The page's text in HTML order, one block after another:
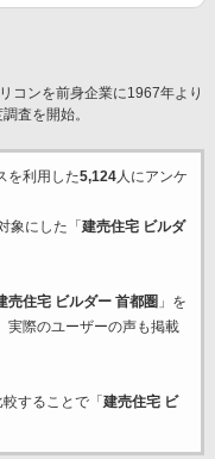
コンを前身企業に1967年より
査を開始。
を利用した5,124人にアンケ
象にした「 建売住宅 ビルダ
売住宅 ビルダー 首都圏 」を
実際のユーザーの声も掲載
することで「 建売住宅 ビ